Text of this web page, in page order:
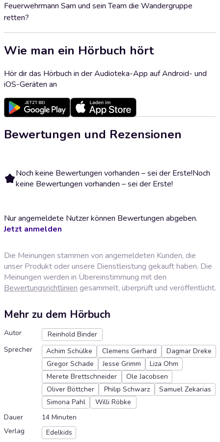
Feuerwehrmann Sam und sein Team die Wandergruppe
retten?
Wie man ein Hörbuch hört
Hör dir das Hörbuch in der Audioteka-App auf Android- und
iOS-Geräten an
Bewertungen und Rezensionen
Noch keine Bewertungen vorhanden – sei der Erste!Noch
keine Bewertungen vorhanden – sei der Erste!
Nur angemeldete Nutzer können Bewertungen abgeben.
Jetzt anmelden
Die Meinungen stammen von angemeldeten Kunden, die
unser Produkt oder unsere Dienstleistung gekauft haben. Die
Meinungen werden in Übereinstimmung mit den
Bewertungsrichtlinien gesammelt, überprüft und veröffentlicht.
Mehr zu dem Hörbuch
Autor
Reinhold Binder
Sprecher
Achim Schülke Clemens Gerhard
Dagmar Dreke
Gregor Schade
Jesse Grimm
Liza Ohm
Merete Brettschneider
Ole Jacobsen
Oliver Böttcher
Philip Schwarz
Samuel Zekarias
Simona Pahl
Willi Röbke
Dauer
14 Minuten
Verlag
Edelkids